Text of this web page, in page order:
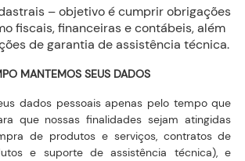
– objetivo é cumprir obrigações
fiscais, financeiras e contábeis, além
de garantia de assistência técnica.
MANTEMOS SEUS DADOS
dados pessoais apenas pelo tempo que
que nossas finalidades sejam atingidas
de produtos e serviços, contratos de
e suporte de assistência técnica), e